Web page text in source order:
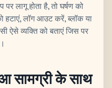
लागू होता है, तो घर्षण को
हटाएं, लॉग आउट करें, ब्लॉक या
ऐसे व्यक्ति को बताएं जिस पर
के साथ